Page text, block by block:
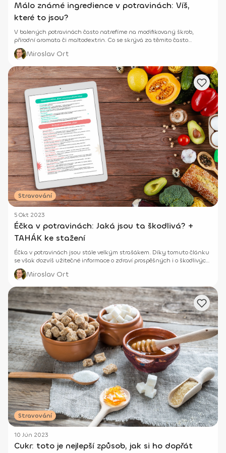
Málo známé ingredience v potravinách: Víš,
které to jsou?
V balených potravinách často natrefíme na modifikovaný škrob,
přírodní aromata či maltodextrin. Co se skrývá za těmito často
neznámými názvy? A jsou pro naše tělo bezpečné?
Miroslav Ort
Stravování
5 Okt 2023
Éčka v potravinách: Jaká jsou ta škodlivá? +
TAHÁK ke stažení
Éčka v potravinách jsou stále velkým strašákem. Díky tomuto článku
se však dozvíš užitečné informace o zdraví prospěšných i o škodlivých
éčkách. Nezapomeň si stáhnout i tahák, který ti pomůže při tvých
nákupech.
Miroslav Ort
Stravování
10 Jún 2023
Cukr: toto je nejlepší způsob, jak si ho dopřát